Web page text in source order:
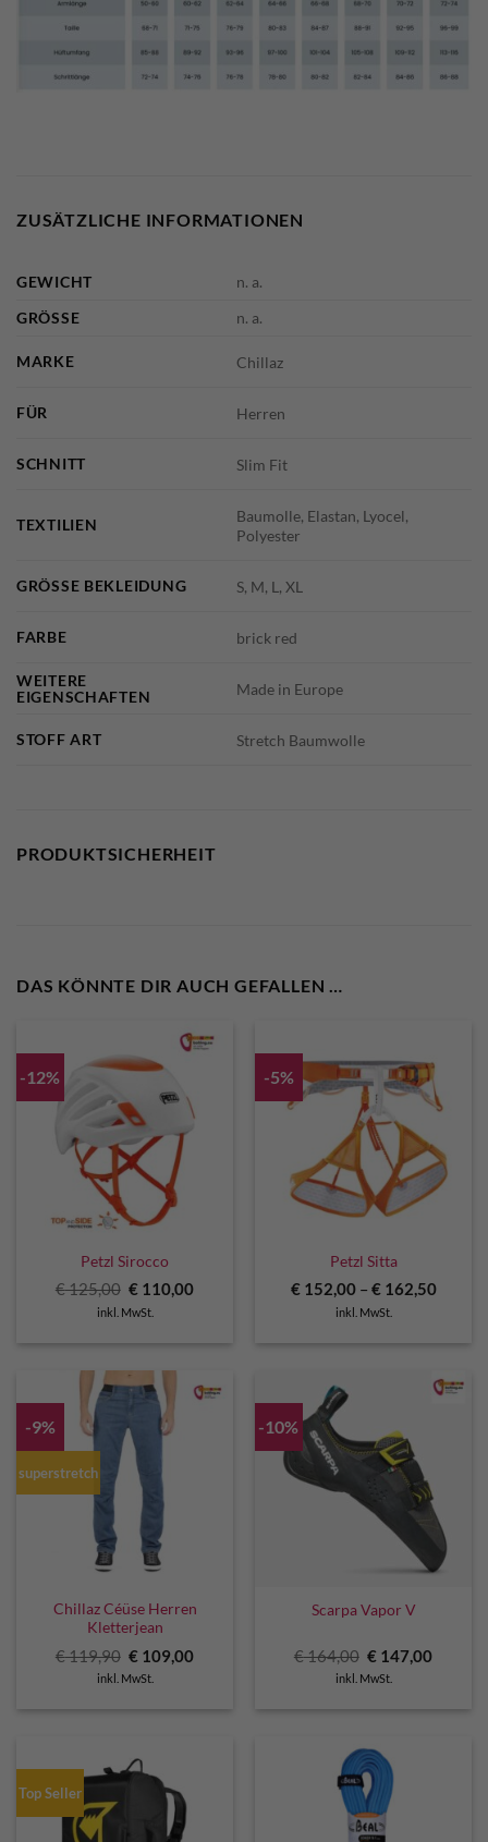
ZUSÄTZLICHE INFORMATIONEN
GEWICHT
n. a.
GRÖSSE
n. a.
MARKE Chillaz
FÜR Herren
SCHNITT Slim Fit
TEXTILIEN
Baumolle, Elastan, Lyocel,
Polyester
GRÖSSE BEKLEIDUNG S, M, L, XL
FARBE brick red
WEITERE
EIGENSCHAFTEN
Made in Europe
STOFF ART Stretch Baumwolle
PRODUKTSICHERHEIT
DAS KÖNNTE DIR AUCH GEFALLEN …
-12%
Petzl Sirocco
€125,00 Ursprünglicher
war:
€ 110,00Aktueller
inkl. MwSt.
-5%
Petzl Sitta
€152,00– €162,50
inkl. MwSt.
-9%
superstretch
Chillaz Céüse Herren
Kletterjean
€119,90 Ursprünglicher
Preis
war:
€ 109,00Aktueller
inkl. MwSt.
-10%
Scarpa Vapor V
€164,00 Ursprünglicher
Preis
war:
€ 147,00
inkl. MwSt.
Top Seller